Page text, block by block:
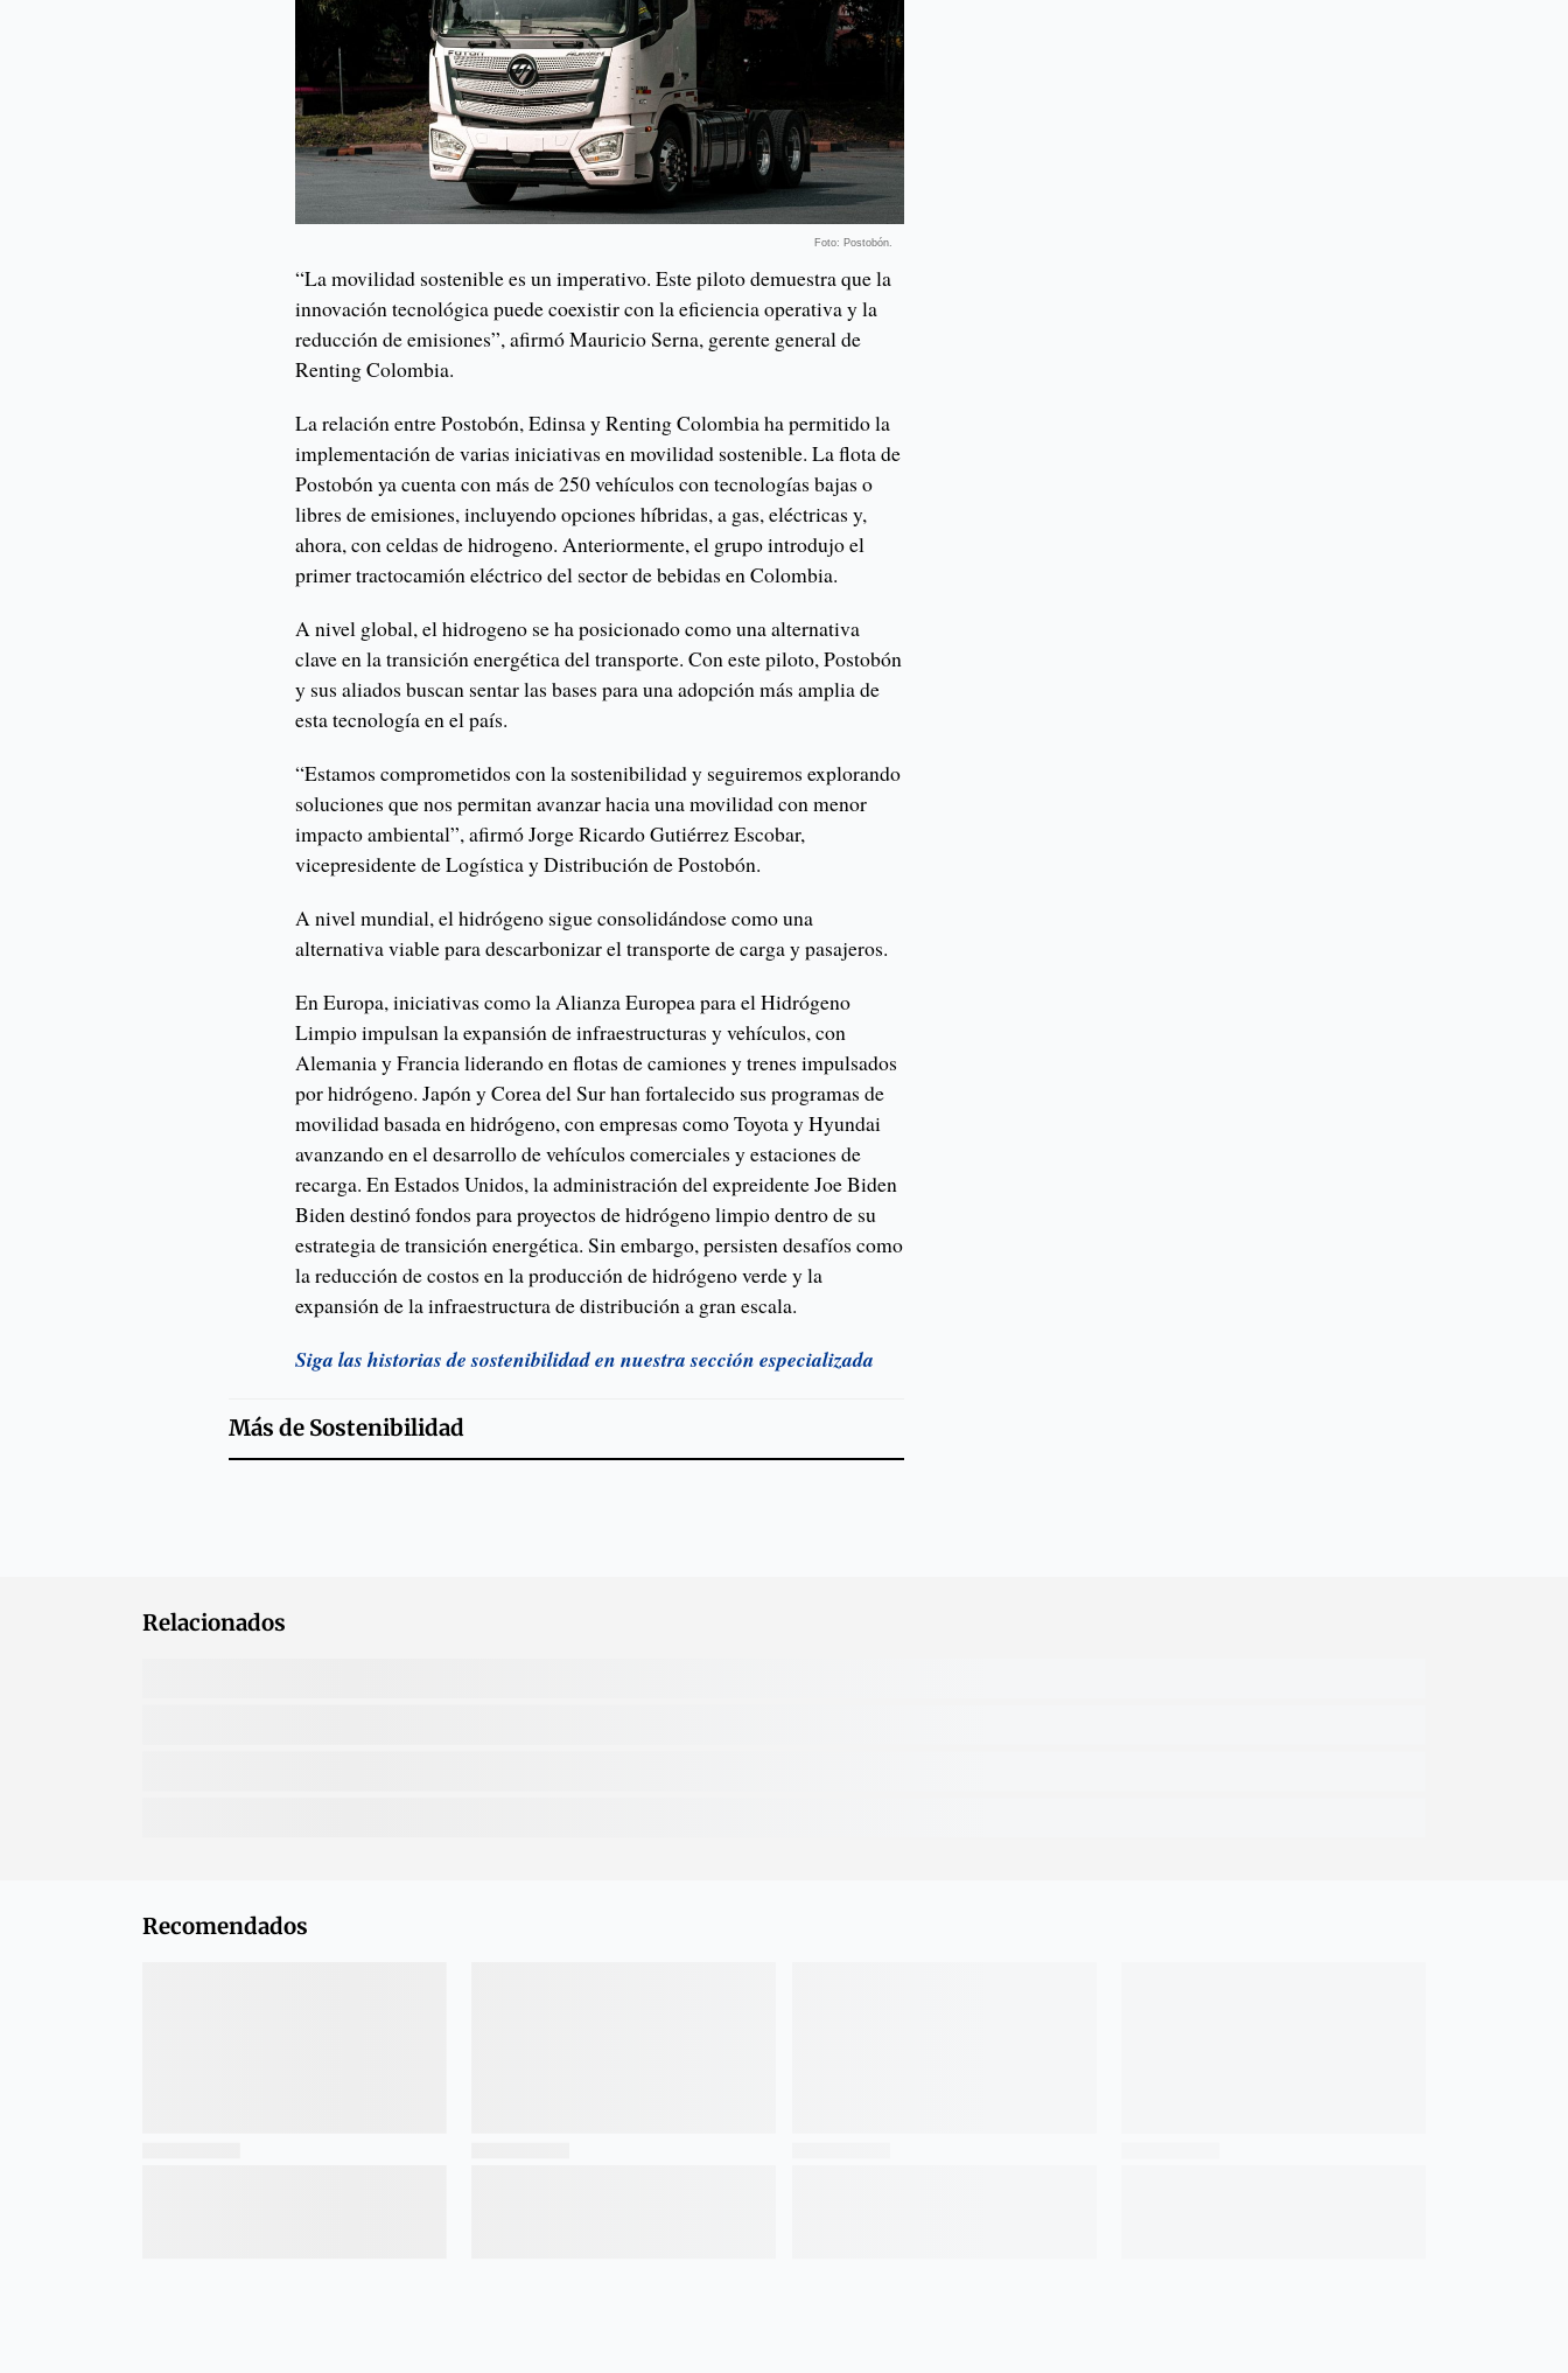
Foto: Postobón.
“La movilidad sostenible es un imperativo. Este piloto demuestra que la
innovación tecnológica puede coexistir con la eficiencia operativa y la
reducción de emisiones”, afirmó Mauricio Serna, gerente general de
Renting Colombia.
La relación entre Postobón, Edinsa y Renting Colombia ha permitido la
implementación de varias iniciativas en movilidad sostenible. La flota de
Postobón ya cuenta con más de 250 vehículos con tecnologías bajas o
libres de emisiones, incluyendo opciones híbridas, a gas, eléctricas y,
ahora, con celdas de hidrogeno. Anteriormente, el grupo introdujo el
primer tractocamión eléctrico del sector de bebidas en Colombia.
A nivel global, el hidrogeno se ha posicionado como una alternativa
clave en la transición energética del transporte. Con este piloto, Postobón
y sus aliados buscan sentar las bases para una adopción más amplia de
esta tecnología en el país.
“Estamos comprometidos con la sostenibilidad y seguiremos explorando
soluciones que nos permitan avanzar hacia una movilidad con menor
impacto ambiental”, afirmó Jorge Ricardo Gutiérrez Escobar,
vicepresidente de Logística y Distribución de Postobón.
A nivel mundial, el hidrógeno sigue consolidándose como una
alternativa viable para descarbonizar el transporte de carga y pasajeros.
En Europa, iniciativas como la Alianza Europea para el Hidrógeno
Limpio impulsan la expansión de infraestructuras y vehículos, con
Alemania y Francia liderando en flotas de camiones y trenes impulsados
por hidrógeno. Japón y Corea del Sur han fortalecido sus programas de
movilidad basada en hidrógeno, con empresas como Toyota y Hyundai
avanzando en el desarrollo de vehículos comerciales y estaciones de
recarga. En Estados Unidos, la administración del expreidente Joe Biden
Biden destinó fondos para proyectos de hidrógeno limpio dentro de su
estrategia de transición energética. Sin embargo, persisten desafíos como
la reducción de costos en la producción de hidrógeno verde y la
expansión de la infraestructura de distribución a gran escala.
Siga las historias de sostenibilidad en nuestra sección especializada
Más de Sostenibilidad
Relacionados
Recomendados